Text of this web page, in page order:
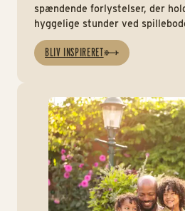
spændende forlystelser, der
hyggelige stunder ved
med lækker mad eller søde
find det perfekte minde i vores
BLIV INSPIRERET